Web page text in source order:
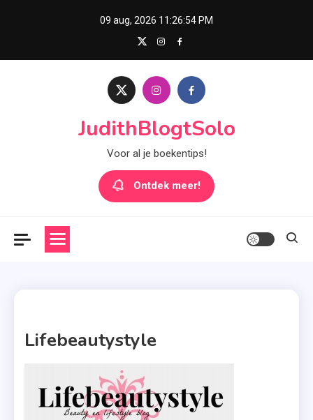
09 aug, 2026 11:26:54 PM
JudithBlogtSolo
Voor al je boekentips!
Ontdek meer!
Lifebeautystyle